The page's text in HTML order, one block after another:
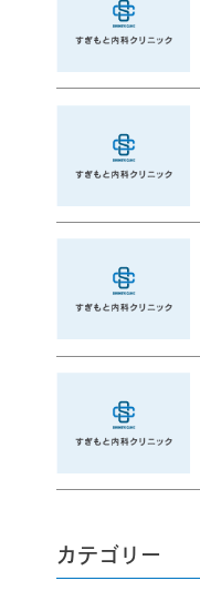
カテゴリー